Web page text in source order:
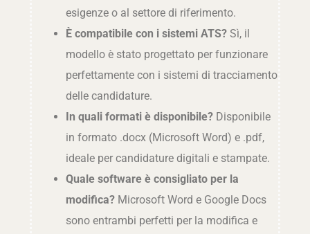
esigenze o al settore di riferimento.
È compatibile con i sistemi ATS?Sì, il
modello è stato progettato per funzionare
perfettamente con i sistemi di tracciamento
delle candidature.
In quali formati è disponibile?Disponibile
in formato .docx (Microsoft Word) e .pdf,
ideale per candidature digitali e stampate.
Quale software è consigliato per la
modifica?Microsoft Word e Google Docs
sono entrambi perfetti per la modifica e